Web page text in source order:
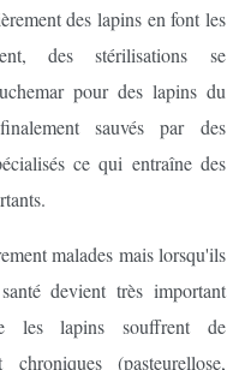
des lapins en font les
des stérilisations se
pour des lapins du
sauvés par des
ce qui entraîne des
malades mais lorsqu'ils
devient très important
les lapins souffrent de
chroniques (pasteurellose,